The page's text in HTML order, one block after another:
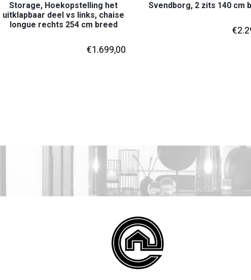
Storage, Hoekopstelling het
uitklapbaar deel vs links, chaise
longue rechts 254 cm breed
€1.699,00
Svendborg, 2 zits 140 cm
€